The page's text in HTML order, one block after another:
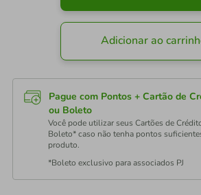
Adicionar ao
Pague com Pontos + Cartão de
ou Boleto
Você pode utilizar seus Cartões de
Boleto* caso não tenha pontos
produto.
*Boleto exclusivo para associados PJ